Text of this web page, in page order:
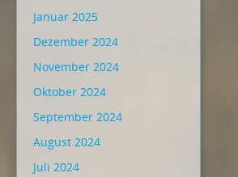
Januar 2025
Dezember 2024
November 2024
Oktober 2024
September 2024
August 2024
Juli 2024